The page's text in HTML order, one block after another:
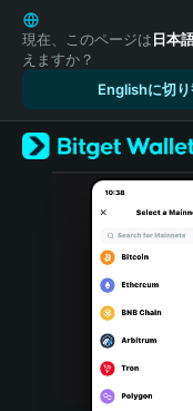
English
日本語
Tiếng Việt
Español
Türkçe
Italiano
Português (Portugal)
Bahasa Indonesia
現在、このページは日本
えますか？
Englishに切